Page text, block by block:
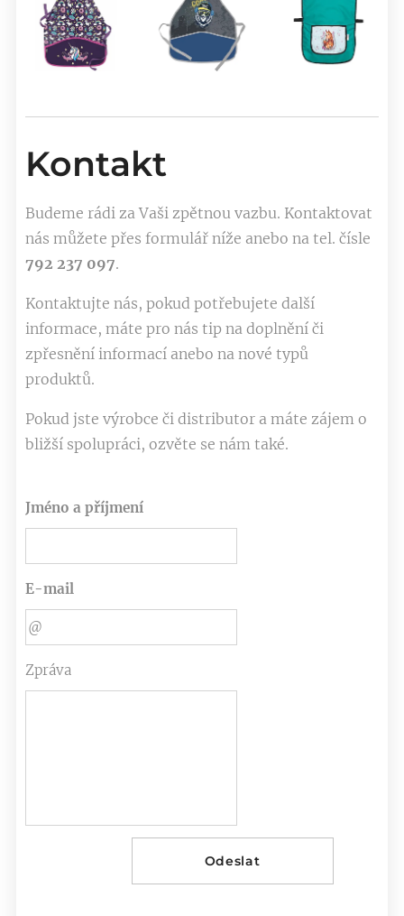
Kontakt
Budeme rádi za Vaši zpětnou vazbu. Kontaktovat
nás můžete přes formulář níže anebo na tel. čísle
792 237 097.
Kontaktujte nás, pokud potřebujete další
informace, máte pro nás tip na doplnění či
zpřesnění informací anebo na nové typů
produktů.
Pokud jste výrobce či distributor a máte zájem o
bližší spolupráci, ozvěte se nám také.
Jméno a příjmení
E-mail
Zpráva
Odeslat